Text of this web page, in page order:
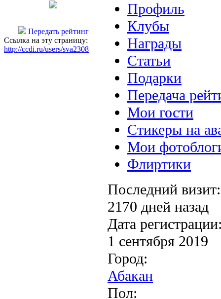
Передать рейтинг
Ссылка на эту страницу:
http://ccdi.ru/users/sva2308
Профиль
Клубы
Награды
Статьи
Подарки
Передача
Мои гости
Стикеры на
Мои
Флиртики
Последний визит:
2170 дней назад
Дата
1 сентября 2019
Город:
Абакан
Пол: